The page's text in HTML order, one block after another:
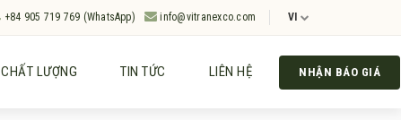
+84 905 719 769 (WhatsApp) info@vitranexco.com VI
CHẤT LƯỢNG TIN TỨC LIÊN HỆ NHẬN BÁO GIÁ